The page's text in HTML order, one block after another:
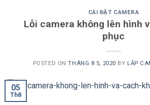
CÀI ĐẶT CAMERA
Lỗi camera không lên hình
phục
POSTED ONTHÁNG 8 5, 2020 BY LẮP
05
Th8